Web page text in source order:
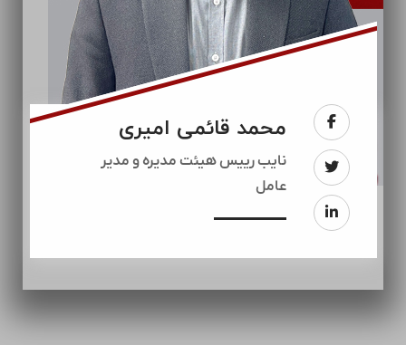
محمد قائمی امیری
نایب رییس هیئت مدیره و مدیر
عامل